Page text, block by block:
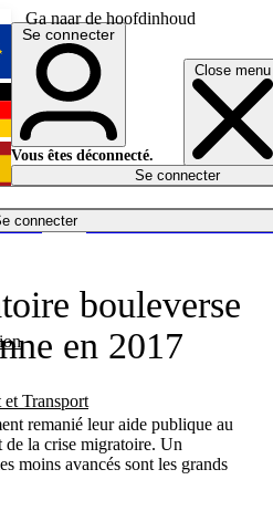
Ga naar de hoofdinhoud
Close menu
connecter
Transport
English
Deutsch
Español
Se connecter
Vous êtes déconnecté.
Se connecter
bouleverse
en 2017
remanié leur aide publique au
de la crise migratoire. Un
moins avancés sont les grands